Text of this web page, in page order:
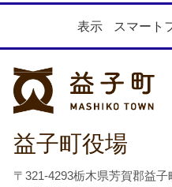
表示 スマート
益子町役場
〒321-4293栃木県芳賀郡益